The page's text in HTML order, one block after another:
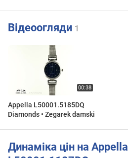
Відеоогляди 1
Appella L50001.5185DQ
Diamonds • Zegarek damski
Динаміка цін на Appella